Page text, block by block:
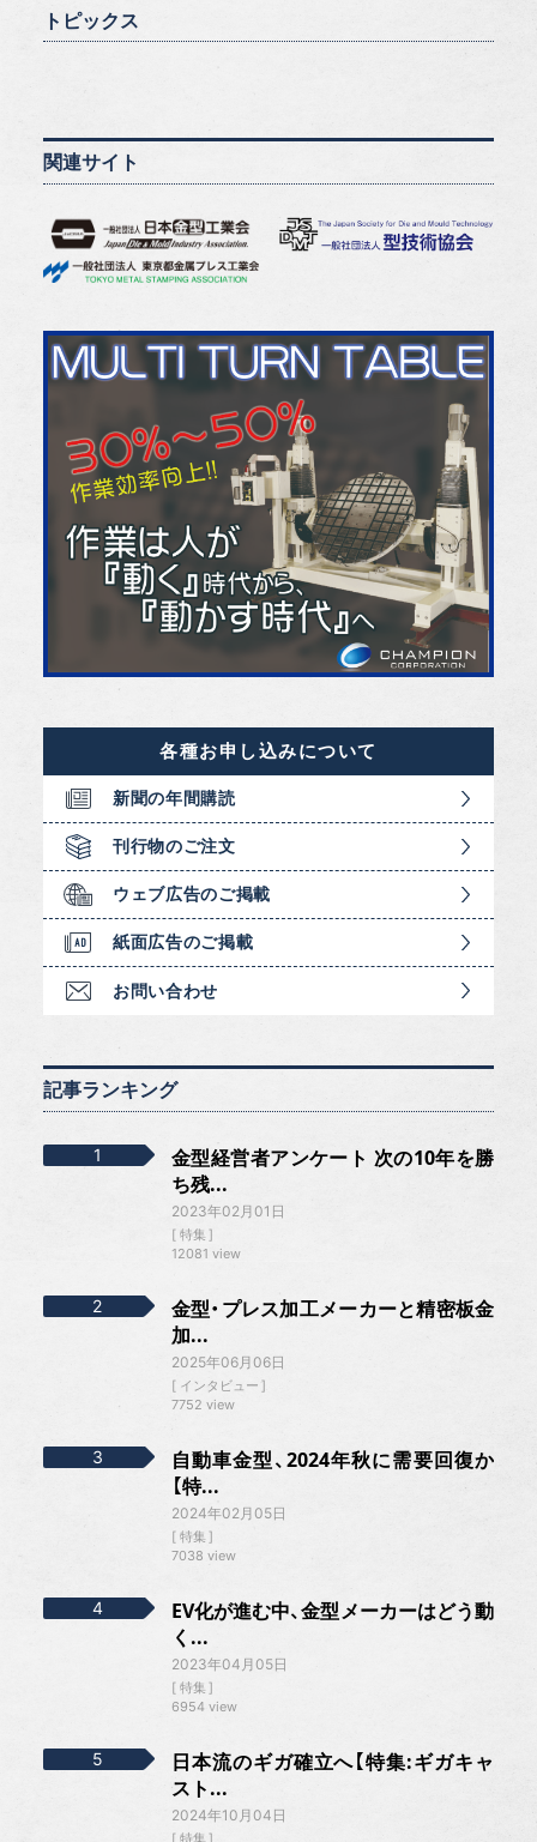
トピックス
関連サイト
各種お申し込みについて
新聞の年間購読
刊行物のご注文
ウェブ広告のご掲載
紙面広告のご掲載
お問い合わせ
記事ランキング
金型経営者アンケート 次の10年を勝
ち残...
2023年02月01日
特集
12081 view
金型・プレス加工メーカーと精密板金
加...
2025年06月06日
インタビュー
7752 view
自動車金型、2024年秋に需要回復か
【特...
2024年02月05日
特集
7038 view
EV化が進む中、金型メーカーはどう動
く...
2023年04月05日
特集
6954 view
日本流のギガ確立へ【特集:ギガキャ
スト...
2024年10月04日
特集